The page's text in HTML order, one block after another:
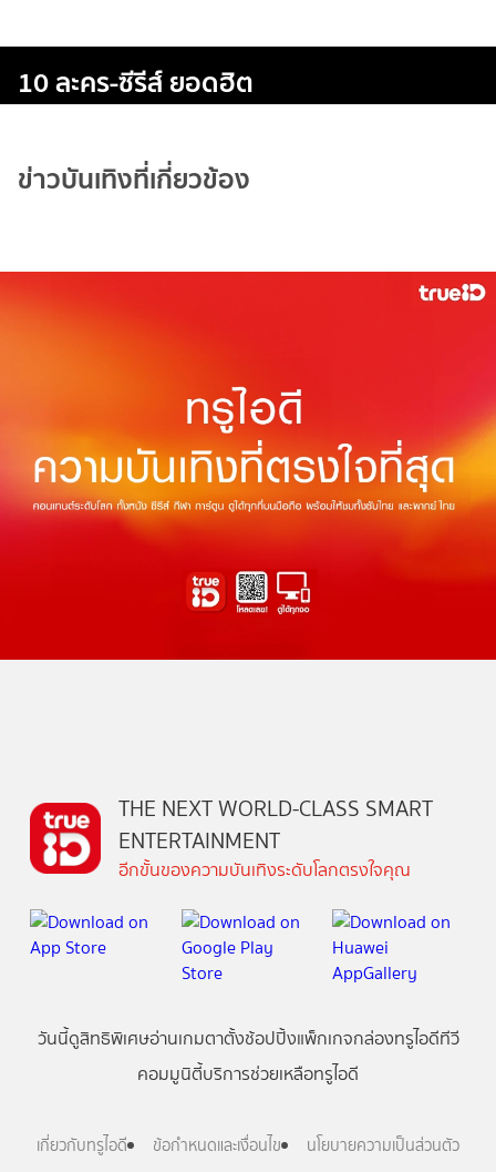
10 ละคร-ซีรีส์ ยอดฮิต
ข่าวบันเทิงที่เกี่ยวข้อง
THE NEXT WORLD-CLASS SMART
ENTERTAINMENT
อีกขั้นของความบันเทิงระดับโลกตรงใจคุณ
วันนี้ดูสิทธิพิเศษอ่านเกมตาตั้งช้อปปิ้งแพ็กเกจกล่องทรูไอดีทีวี
คอมมูนิตี้บริการช่วยเหลือทรูไอดี
เกี่ยวกับทรูไอดี ข้อกำหนดและเงื่อนไข
นโยบายความเป็นส่วนตัว